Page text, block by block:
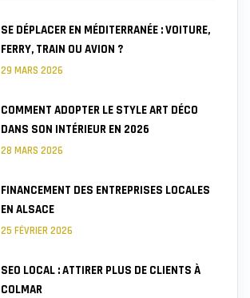
SE DÉPLACER EN MÉDITERRANÉE : VOITURE,
FERRY, TRAIN OU AVION ?
29 MARS 2026
COMMENT ADOPTER LE STYLE ART DÉCO
DANS SON INTÉRIEUR EN 2026
28 MARS 2026
FINANCEMENT DES ENTREPRISES LOCALES
EN ALSACE
25 FÉVRIER 2026
SEO LOCAL : ATTIRER PLUS DE CLIENTS À
COLMAR